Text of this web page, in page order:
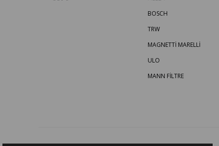
BOSCH
TRW
MAGNETTİ MARELLİ
ULO
MANN FİLTRE